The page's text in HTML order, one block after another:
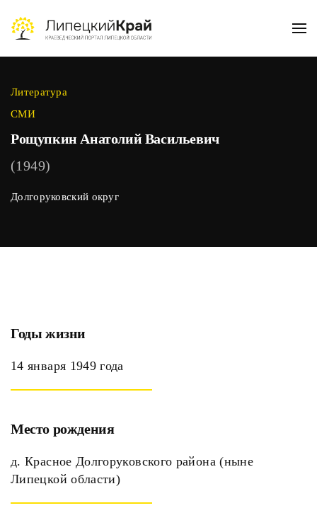
Skip to main content
Литература
СМИ
Рощупкин Анатолий Васильевич
(1949)
Долгоруковский округ
Годы жизни
14 января 1949 года
Место рождения
д. Красное Долгоруковского района (ныне
Липецкой области)